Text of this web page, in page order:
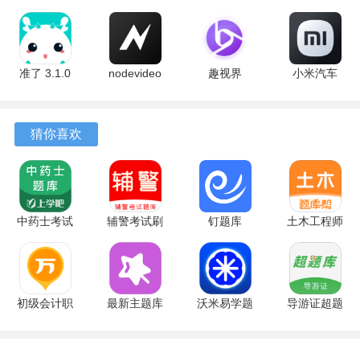
国家电网题库软件亮点
1、丰富的学习资源随时可用，考生可以自由选择感兴趣的知
识点进行深入学习。
2、学习过程中充满乐趣，从基础知识开始，逐步提升，收获
感受十分奇妙。
4.0
5.16.0.10
最新版
10.15.0.1125
最新版
安卓版
3.0.1 官方
版
准了 3.1.0
nodevideo
趣视界
小米汽车
猜你喜欢
中药士考试
题库 5.0.8
安卓版
辅警考试刷
题库 4.0.1
安卓版
钉题库
3.0.7 安卓
版
土木工程师
题库帮
2.0.7 安卓
版
初级会计职
最新主题库
沃米易学题
导游证超题